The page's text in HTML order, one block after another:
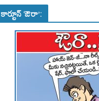
కార్టూన్ ‘ఔరా’: